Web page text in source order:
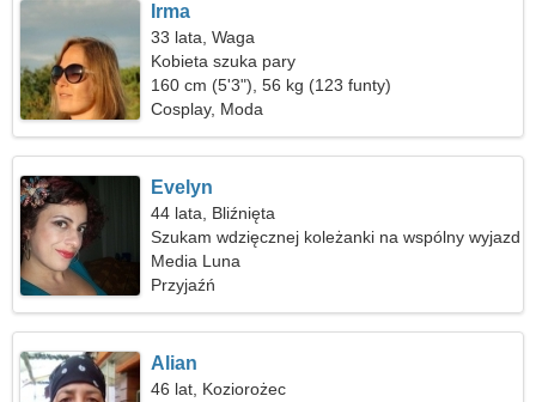
Irma
33 lata, Waga
Kobieta szuka pary
160 cm (5'3"), 56 kg (123 funty)
Cosplay, Moda
Evelyn
44 lata, Bliźnięta
Szukam wdzięcznej koleżanki na wspólny wyjazd
Media Luna
Przyjaźń
Alian
46 lat, Koziorożec